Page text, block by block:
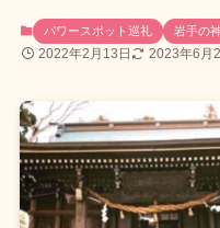
パワースポット巡礼 岩手の
2022年2月13日 2023年6月